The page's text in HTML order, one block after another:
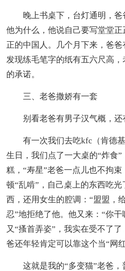
晚上书桌下，台灯通明，爸
他为什么，他说自己要写堂堂
正的中国人。几个月下来，爸爸
发现练毛笔字的纸有五六尺高
的承诺。
三、老爸撒娇有一套
别看老爸有男子汉气概，还
有一次我们去吃kfc（肯德基
生日，我们点了一大桌的“炸食
糕，“寿星”老爸一点儿也不拘
顿“乱啃”，自己桌上的东西吃
西，还用女生的腔调：“盟盟，
忍”地拒绝了他。他又来：“你
又“搔首弄姿”，我实在受不了
爸还年轻肯定可以靠这个当“网红
这就是我的“多变猫”老爸，